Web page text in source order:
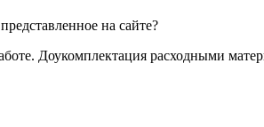
на сайте?
Доукомплектация расходными